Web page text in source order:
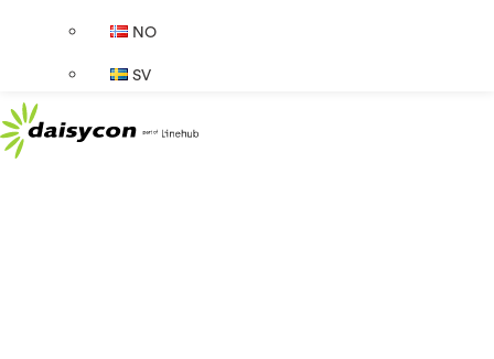
NO
SV